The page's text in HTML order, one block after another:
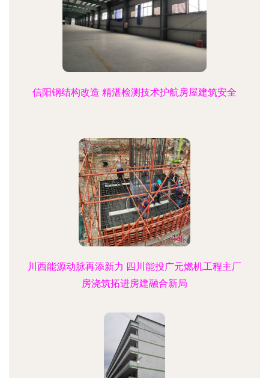
信阳钢结构改造 精湛检测技术护航房屋建筑安全
川西能源动脉再添新力 四川能投广元燃机工程主厂
房浇筑拓进房建融合新局